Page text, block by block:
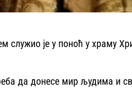
је у поноћ у храму
да донесе мир људима и